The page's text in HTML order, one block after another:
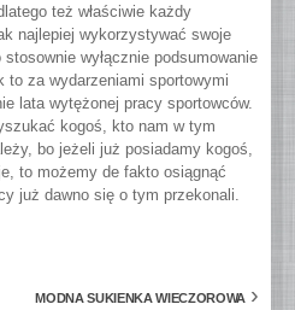
też właściwie każdy
najlepiej wykorzystywać swoje
stosownie wyłącznie podsumowanie
to za wydarzeniami sportowymi
lata wytężonej pracy sportowców.
kogoś, kto nam w tym
bo jeżeli już posiadamy kogoś,
to możemy de fakto osiągnąć
już dawno się o tym przekonali.
MODNA SUKIENKA WIECZOROWA ›